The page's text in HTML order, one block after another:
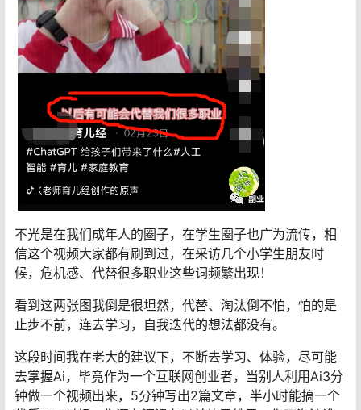
不光是在我们成年人的圈子，在学生圈子也广为流传，相
信这个视频大家都有刷到过，在采访几个小学生朋友时
候，危机感、代替很多职业这些词频繁出现！
看到这两张图我倒是很坦然，代替、淘汰倒不怕，怕的是
止步不前，连去学习，自我迭代的想法都没有。
这段时间我在老大的建议下，不断去学习、体验，尽可能
去掌握Ai，毕竟作为一个互联网创业者，当别人利用Ai3分
钟做一个视频出来，5分钟写出2篇文章，半小时能搞一个